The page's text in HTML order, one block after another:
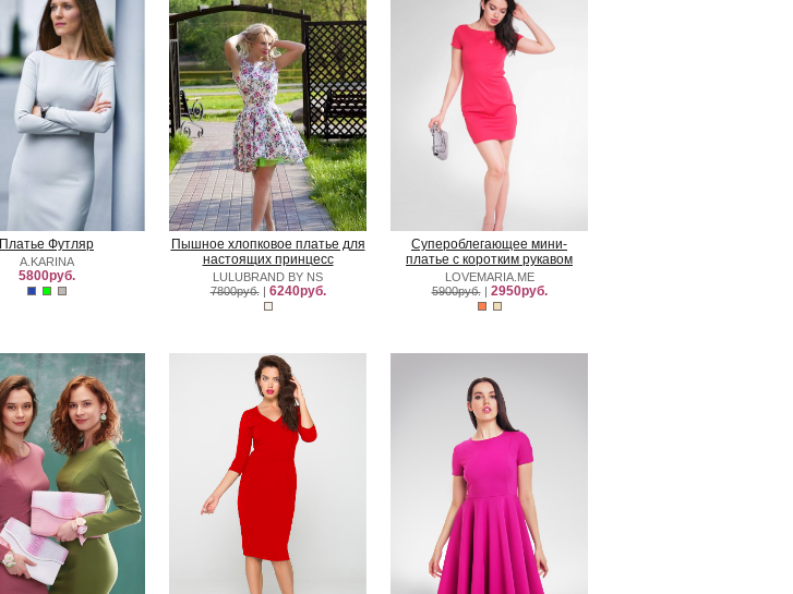
Платье Футляр
A.KARINA
5800руб.
Пышное хлопковое платье для
настоящих принцесс
LULUBRAND BY NS
7800руб.| 6240руб.
Супероблегающее мини-
платье с коротким рукавом
LOVEMARIA.ME
5900руб.| 2950руб.